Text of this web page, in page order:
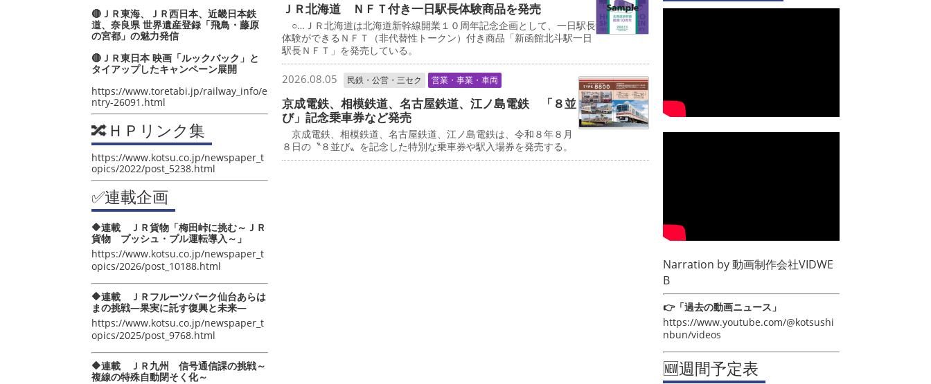
🔴ＪＲ東海、ＪＲ西日本、近畿日本鉄
道、奈良県 世界遺産登録「飛鳥・藤原
の宮都」の魅力発信
🔴ＪＲ東日本 映画「ルックバック」と
タイアップしたキャンペーン展開
https://www.toretabi.jp/railway_info/e
ntry-26091.html
🔀ＨＰリンク集
https://www.kotsu.co.jp/newspaper_t
opics/2022/post_5238.html
✅連載企画
🔶連載 ＪＲ貨物「梅田峠に挑む～ＪＲ
貨物 プッシュ・プル運転導入～」
https://www.kotsu.co.jp/newspaper_t
opics/2026/post_10188.html
🔶連載 ＪＲフルーツパーク仙台あらは
まの挑戦―果実に託す復興と未来―
https://www.kotsu.co.jp/newspaper_t
opics/2025/post_9768.html
🔶連載 ＪＲ九州 信号通信課の挑戦～
複線の特殊自動閉そく化～
ＪＲ北海道 ＮＦＴ付き一日駅長体験商品を発売
○…ＪＲ北海道は北海道新幹線開業１０周年記念企画として、一日駅長
体験ができるＮＦＴ（非代替性トークン）付き商品「新函館北斗駅一日
駅長ＮＦＴ」を発売している。
2026.08.05 民鉄・公営・三セク 営業・事業・車両
京成電鉄、相模鉄道、名古屋鉄道、江ノ島電鉄 「８並
び」記念乗車券など発売
京成電鉄、相模鉄道、名古屋鉄道、江ノ島電鉄は、令和８年８月
８日の〝８並び〟を記念した特別な乗車券や駅入場券を発売する。
Narration by動画制作会社VIDWE
B
👉「過去の動画ニュース」
https://www.youtube.com/@kotsushi
nbun/videos
🆕週間予定表